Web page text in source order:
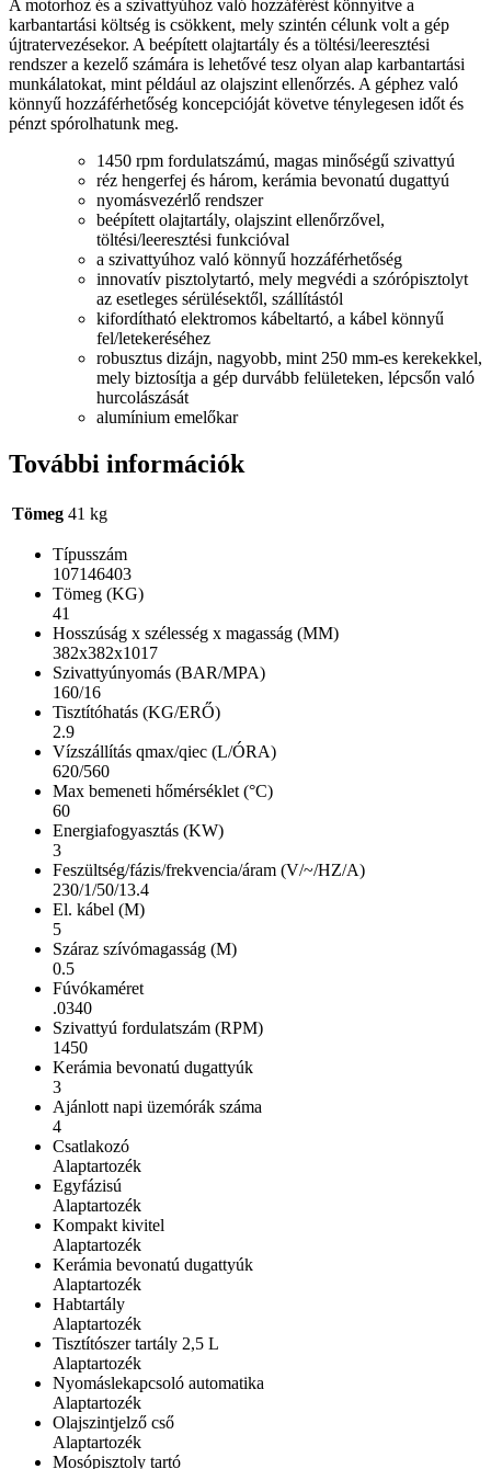
A motorhoz és a szivattyúhoz való hozzáférést könnyítve a
karbantartási költség is csökkent, mely szintén célunk volt a gép
újtratervezésekor. A beépített olajtartály és a töltési/leeresztési
rendszer a kezelő számára is lehetővé tesz olyan alap karbantartási
munkálatokat, mint például az olajszint ellenőrzés. A géphez való
könnyű hozzáférhetőség koncepcióját követve ténylegesen időt és
pénzt spórolhatunk meg.
1450 rpm fordulatszámú, magas minőségű szivattyú
réz hengerfej és három, kerámia bevonatú dugattyú
nyomásvezérlő rendszer
beépített olajtartály, olajszint ellenőrzővel,
töltési/leeresztési funkcióval
a szivattyúhoz való könnyű hozzáférhetőség
innovatív pisztolytartó, mely megvédi a szórópisztolyt
az esetleges sérülésektől, szállítástól
kifordítható elektromos kábeltartó, a kábel könnyű
fel/letekeréséhez
robusztus dizájn, nagyobb, mint 250 mm-es kerekekkel,
mely biztosítja a gép durvább felületeken, lépcsőn való
hurcolászását
alumínium emelőkar
További információk
Tömeg 41 kg
Típusszám
107146403
Tömeg (KG)
41
Hosszúság x szélesség x magasság (MM)
382x382x1017
Szivattyúnyomás (BAR/MPA)
160/16
Tisztítóhatás (KG/ERŐ)
2.9
Vízszállítás qmax/qiec (L/ÓRA)
620/560
Max bemeneti hőmérséklet (°C)
60
Energiafogyasztás (KW)
3
Feszültség/fázis/frekvencia/áram (V/~/HZ/A)
230/1/50/13.4
El. kábel (M)
5
Száraz szívómagasság (M)
0.5
Fúvókaméret
.0340
Szivattyú fordulatszám (RPM)
1450
Kerámia bevonatú dugattyúk
3
Ajánlott napi üzemórák száma
4
Csatlakozó
Alaptartozék
Egyfázisú
Alaptartozék
Kompakt kivitel
Alaptartozék
Kerámia bevonatú dugattyúk
Alaptartozék
Habtartály
Alaptartozék
Tisztítószer tartály 2,5 L
Alaptartozék
Nyomáslekapcsoló automatika
Alaptartozék
Olajszintjelző cső
Alaptartozék
Mosópisztoly tartó